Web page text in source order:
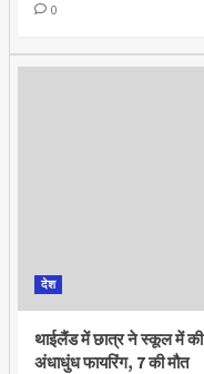
0
देश
थाईलैंड में छात्र ने स्कूल में की
अंधाधुंध फायरिंग, 7 की मौत